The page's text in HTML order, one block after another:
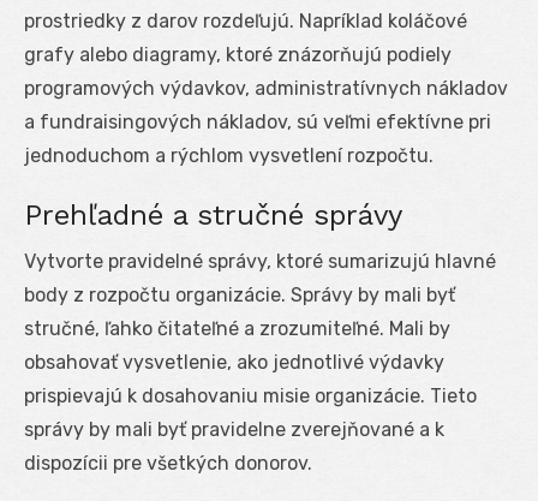
prostriedky z darov rozdeľujú. Napríklad koláčové
grafy alebo diagramy, ktoré znázorňujú podiely
programových výdavkov, administratívnych nákladov
a fundraisingových nákladov, sú veľmi efektívne pri
jednoduchom a rýchlom vysvetlení rozpočtu.
Prehľadné a stručné správy
Vytvorte pravidelné správy, ktoré sumarizujú hlavné
body z rozpočtu organizácie. Správy by mali byť
stručné, ľahko čitateľné a zrozumiteľné. Mali by
obsahovať vysvetlenie, ako jednotlivé výdavky
prispievajú k dosahovaniu misie organizácie. Tieto
správy by mali byť pravidelne zverejňované a k
dispozícii pre všetkých donorov.